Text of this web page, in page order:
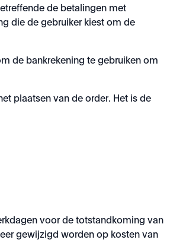
de betalingen met
die de gebruiker kiest om de
de bankrekening te gebruiken om
plaatsen van de order. Het is de
voor de totstandkoming van
gewijzigd worden op kosten van